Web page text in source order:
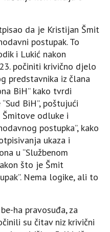
da je Kristijan Šmit
postupak. To
i Lukić nakon
počiniti krivično djelo
predstavnika iz člana
BiH” kako tvrdi
BiH”, poštujući
Šmitove odluke i
postupka”, kako
ukaza i
u “Službenom
što je Šmit
Nema logike, ali to
ha pravosuđa, za
su čitav niz krivični